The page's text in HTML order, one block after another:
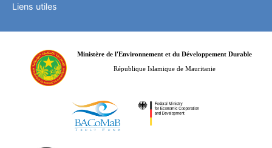
Liens utiles
Ministère de l'Environnement et du Développement Durable
République Islamique de Mauritanie